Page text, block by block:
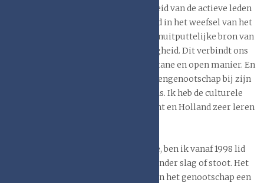
is de gemeenschappelijke bevlogenheid van de actieve leden
en bestuurders. Het is de gouden draad in het weefsel van het
bestuurswerk. Boekbanden zijn een onuitputtelijke bron van
studie, verwondering en nieuwsgierigheid. Dit verbindt ons
en het brengt ons samen op een spontane en open manier. En
het draagt zeker bij dat het Boekbandengenootschap bij zijn
oprichting al grensoverschrijdend was. Ik heb de culturele
verschillen tussen Vlaanderen, Brabant en Holland zeer leren
Zoals onze voorzitter al memoreerde, ben ik vanaf 1998 lid
van het Genootschap. Dat ging niet zonder slag of stoot. Het
was usance dat iedereen die lid was van het genootschap een